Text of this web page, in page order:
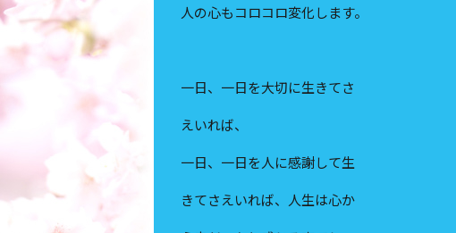
人の心もコロコロ変化します。
一日、一日を大切に生きてさ
えいれば、
一日、一日を人に感謝して生
きてさえいれば、人生は心か